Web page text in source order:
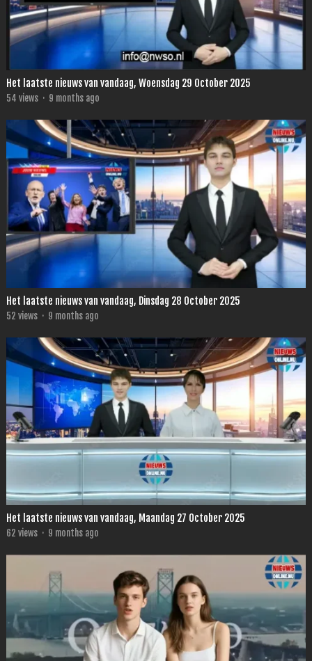
Het laatste nieuws van vandaag, Woensdag 29 October 2025
54 views · 9 months ago
Het laatste nieuws van vandaag, Dinsdag 28 October 2025
52 views · 9 months ago
Het laatste nieuws van vandaag, Maandag 27 October 2025
62 views · 9 months ago